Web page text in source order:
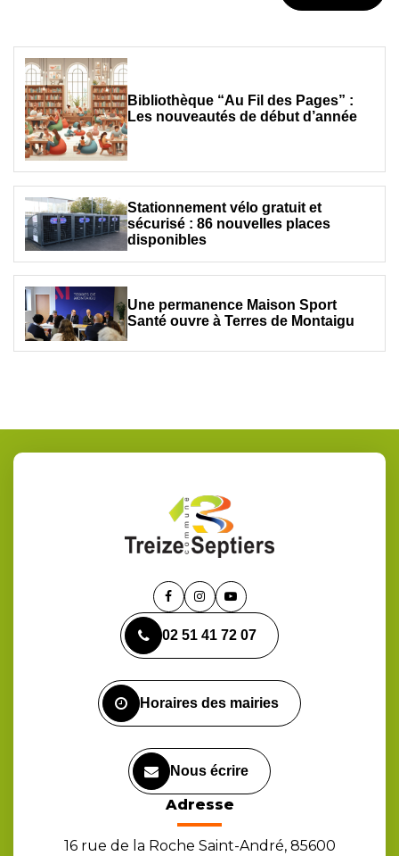
Bibliothèque “Au Fil des Pages” :
Les nouveautés de début d’année
Stationnement vélo gratuit et
sécurisé : 86 nouvelles places
disponibles
Une permanence Maison Sport
Santé ouvre à Terres de Montaigu
Lien
le
compte
Lien
le
compte
Lien
la
chaîne
02 51 41 72 07
Horaires des mairies
Nous écrire
Adresse
16 rue de la Roche Saint-André, 85600